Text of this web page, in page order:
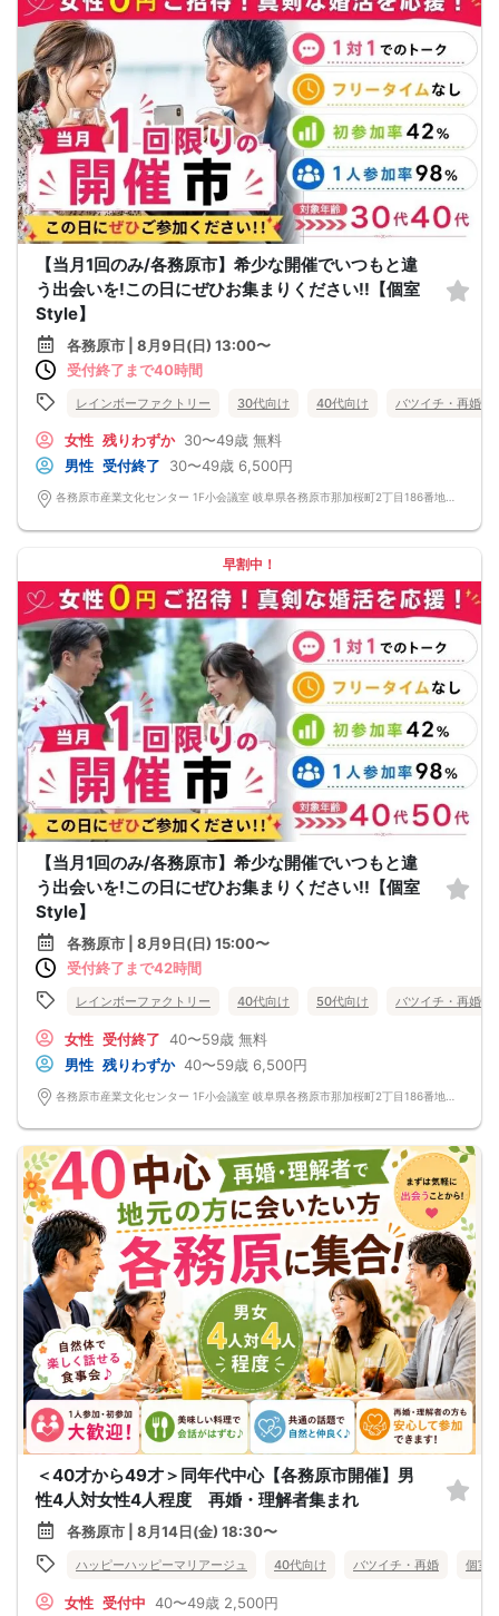
【当月1回のみ/各務原市】希少な開催でいつもと違
う出会いを!この日にぜひお集まりください!!【個室
Style】
各務原市 | 8月9日(日) 13:00〜
受付終了まで40時間
レインボーファクトリー 30代向け 40代向け バツイチ・再婚
女性 残りわずか 30〜49歳 無料
男性 受付終了 30〜49歳 6,500円
早割中！
【当月1回のみ/各務原市】希少な開催でいつもと違
う出会いを!この日にぜひお集まりください!!【個室
Style】
各務原市 | 8月9日(日) 15:00〜
受付終了まで42時間
レインボーファクトリー 40代向け 50代向け バツイチ・再婚
女性 受付終了 40〜59歳 無料
男性 残りわずか 40〜59歳 6,500円
＜40才から49才＞同年代中心【各務原市開催】男
性4人対女性4人程度 再婚・理解者集まれ
各務原市 | 8月14日(金) 18:30〜
ハッピーハッピーマリアージュ 40代向け バツイチ・再婚 個室
女性 受付中 40〜49歳 2,500円